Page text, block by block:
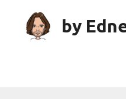
content
by